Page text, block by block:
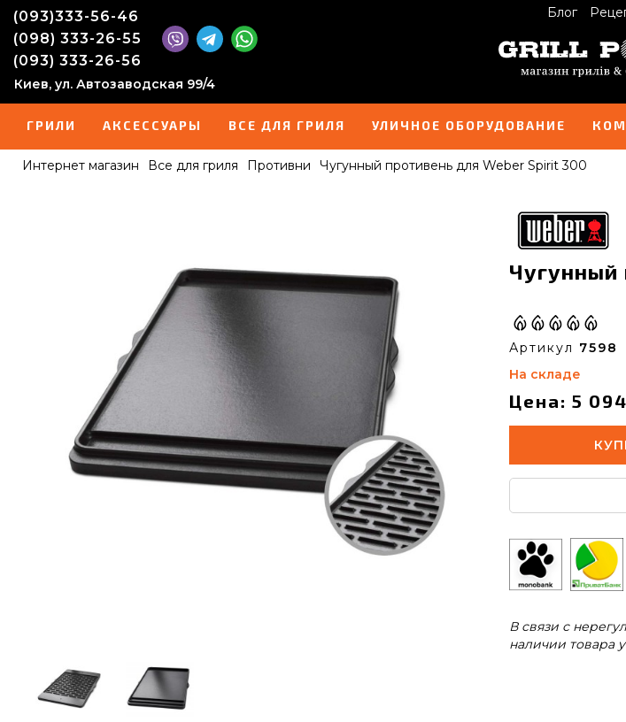
Блог
(093)333-56-46
(098) 333-26-55
(093) 333-26-56
Киев, ул. Автозаводская 99/4
ГРИЛИ АКСЕССУАРЫ ВСЕ ДЛЯ ГРИЛЯ УЛИЧНОЕ ОБОРУДОВАНИЕ
Интернет магазин Все для гриля Противни Чугунный противень для Weber Spirit 300
Чугунный
Артикул 7598
На складе
Цена: 5
В связи с
наличии товара